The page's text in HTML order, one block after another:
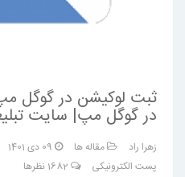
ثبت لوکیشن در گوگل
در گوگل مپ| سایت
زهرا راد مقاله ها
پست الکترونیکی
1682 نظرها